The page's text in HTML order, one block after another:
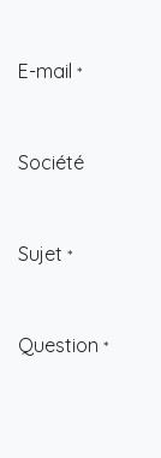
E-mail *
Société
Sujet *
Question *